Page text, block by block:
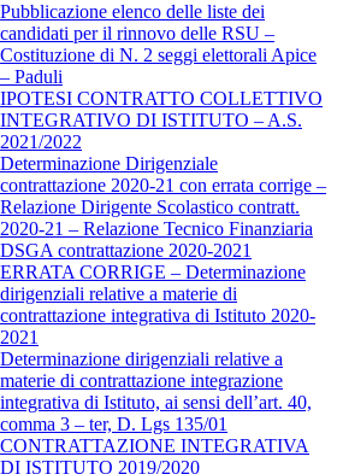
Pubblicazione elenco delle liste dei
candidati per il rinnovo delle RSU –
Costituzione di N. 2 seggi elettorali Apice
– Paduli
IPOTESI CONTRATTO COLLETTIVO
INTEGRATIVO DI ISTITUTO – A.S.
2021/2022
Determinazione Dirigenziale
contrattazione 2020-21 con errata corrige –
Relazione Dirigente Scolastico contratt.
2020-21 – Relazione Tecnico Finanziaria
DSGA contrattazione 2020-2021
ERRATA CORRIGE – Determinazione
dirigenziali relative a materie di
contrattazione integrativa di Istituto 2020-
2021
Determinazione dirigenziali relative a
materie di contrattazione integrazione
integrativa di Istituto, ai sensi dell’art. 40,
comma 3 – ter, D. Lgs 135/01
CONTRATTAZIONE INTEGRATIVA
DI ISTITUTO 2019/2020